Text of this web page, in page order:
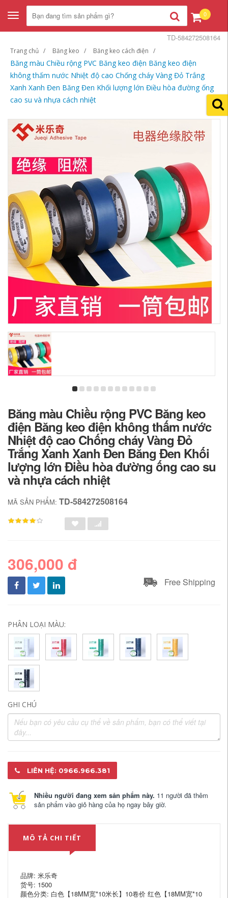
Toggle
navigation
0
Trang chủ Băng keo Băng keo cách điện
Băng màu Chiều rộng PVC Băng keo điện Băng keo điện
không thấm nước Nhiệt độ cao Chống cháy Vàng Đỏ Trắng
Xanh Xanh Đen Băng Đen Khối lượng lớn Điều hòa đường ống
cao su và nhựa cách nhiệt
TD-584272508164
Băng màu Chiều rộng PVC Băng keo
điện Băng keo điện không thấm nước
Nhiệt độ cao Chống cháy Vàng Đỏ
Trắng Xanh Xanh Đen Băng Đen Khối
lượng lớn Điều hòa đường ống cao su
và nhựa cách nhiệt
MÃ SẢN PHẨM: TD-584272508164
306,000 đ
Free Shipping
PHÂN LOẠI MÀU:
GHI CHÚ
LIÊN HỆ: 0966.966.381
Nhiều người đang xem sản phẩm này. 11 người đã thêm
sản phẩm vào giỏ hàng của họ ngay bây giờ.
MÔ TẢ CHI TIẾT
品牌: 米乐奇
货号: 1500
颜色分类: 白色【18MM宽*10米长】10卷价 红色【18MM宽*10